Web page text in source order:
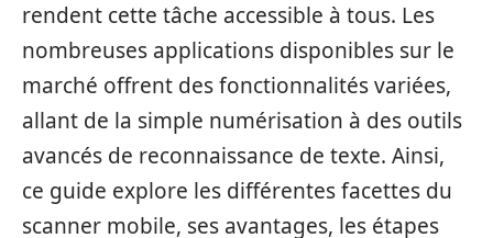
rendent cette tâche accessible à tous. Les
nombreuses applications disponibles sur le
marché offrent des fonctionnalités variées,
allant de la simple numérisation à des outils
avancés de reconnaissance de texte. Ainsi,
ce guide explore les différentes facettes du
scanner mobile, ses avantages, les étapes